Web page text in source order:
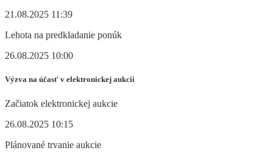
21.08.2025 11:39
Lehota na predkladanie ponúk
26.08.2025 10:00
Výzva na účasť v elektronickej aukcii
Začiatok elektronickej aukcie
26.08.2025 10:15
Plánované trvanie aukcie